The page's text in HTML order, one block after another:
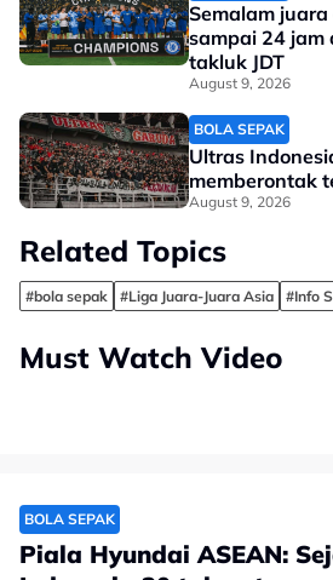
Semalam
sampai 24 jam
takluk JDT
August 9, 2026
BOLA SEPAK
Ultras
memberontak
August 9, 2026
Related Topics
#bola sepak #Liga Juara-Juara Asia #Info
Must Watch Video
BOLA SEPAK
Piala Hyundai ASEAN: